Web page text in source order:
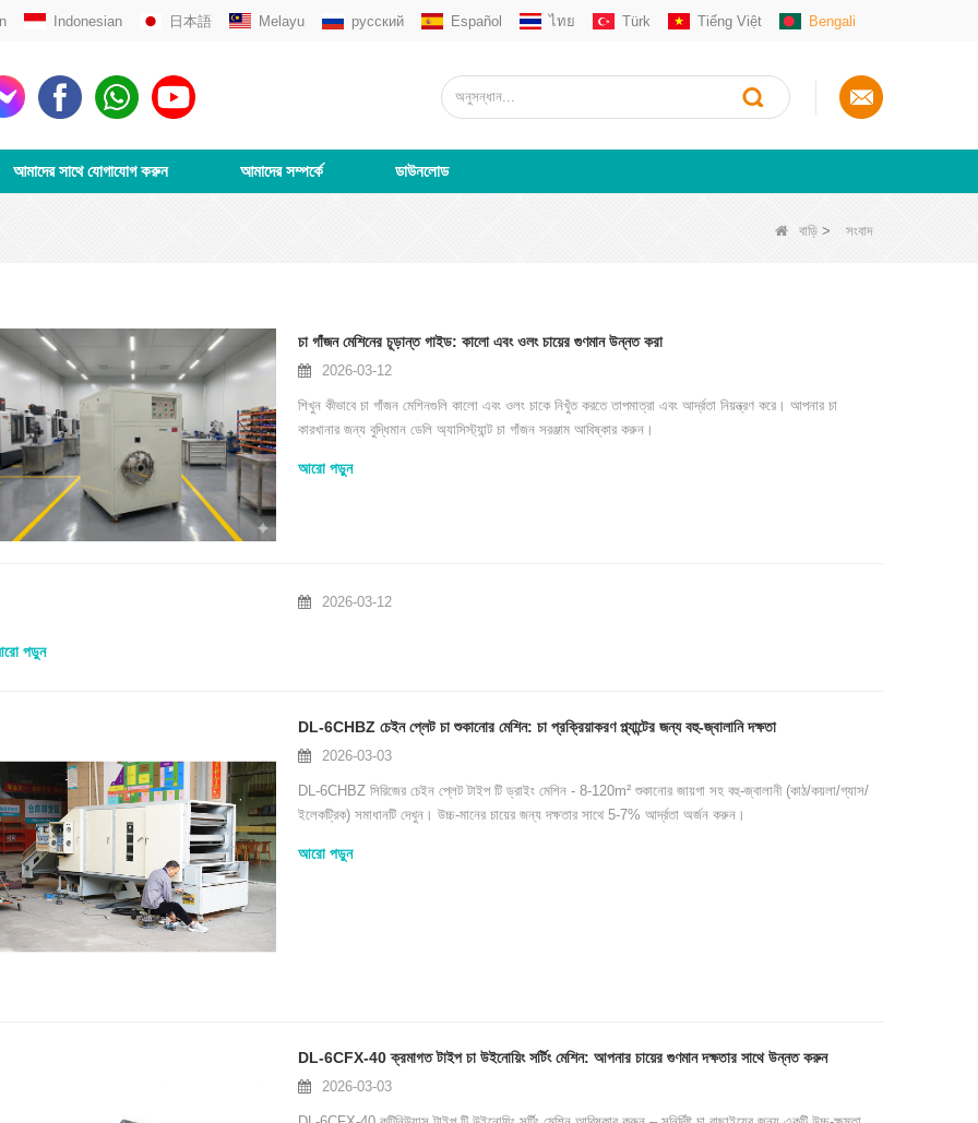
Indonesian 日本語 Melayu русский Español ไทย Türk Tiếng Việt Bengali
আমাদের সাথে যোগাযোগ করুন আমাদের সম্পর্কে ডাউনলোড
বাড়ি > সংবাদ
চা গাঁজন মেশিনের চূড়ান্ত গাইড: কালো এবং ওলং চায়ের গুণমান উন্নত করা
2026-03-12
শিখুন কীভাবে চা গাঁজন মেশিনগুলি কালো এবং ওলং চাকে নিখুঁত করতে তাপমাত্রা এবং আর্দ্রতা নিয়ন্ত্রণ করে। আপনার চা
কারখানার জন্য বুদ্ধিমান ডেলি অ্যাসিস্ট্যান্ট চা গাঁজন সরঞ্জাম আবিষ্কার করুন।
আরো পড়ুন
2026-03-12
পড়ুন
DL-6CHBZ চেইন প্লেট চা শুকানোর মেশিন: চা প্রক্রিয়াকরণ প্ল্যান্টের জন্য বহু-জ্বালানি দক্ষতা
2026-03-03
DL-6CHBZ সিরিজের চেইন প্লেট টাইপ টি ড্রাইং মেশিন - 8-120m² শুকানোর জায়গা সহ বহু-জ্বালানী (কাঠ/কয়লা/গ্যাস/
ইলেকট্রিক) সমাধানটি দেখুন। উচ্চ-মানের চায়ের জন্য দক্ষতার সাথে 5-7% আর্দ্রতা অর্জন করুন।
আরো পড়ুন
DL-6CFX-40 ক্রমাগত টাইপ চা উইনোয়িং সর্টিং মেশিন: আপনার চায়ের গুণমান দক্ষতার সাথে উন্নত করুন
2026-03-03